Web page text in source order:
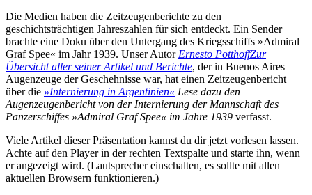
Die Medien haben die Zeitzeugenberichte zu den
geschichtsträchtigen Jahreszahlen für sich entdeckt. Ein Sender
brachte eine Doku über den Untergang des Kriegsschiffs »Admiral
Graf Spee« im Jahr 1939. Unser Autor Ernesto PotthoffZur
Übersicht aller seiner Artikel und Berichte, der in Buenos Aires
Augenzeuge der Geschehnisse war, hat einen Zeitzeugenbericht
über die »Internierung in Argentinien« Lese dazu den
Augenzeugenbericht von der Internierung der Mannschaft des
Panzerschiffes »Admiral Graf Spee« im Jahre 1939 verfasst.
Viele Artikel dieser Präsentation kannst du dir jetzt vorlesen lassen.
Achte auf den Player in der rechten Textspalte und starte ihn, wenn
er angezeigt wird. (Lautsprecher einschalten, es sollte mit allen
aktuellen Browsern funktionieren.)